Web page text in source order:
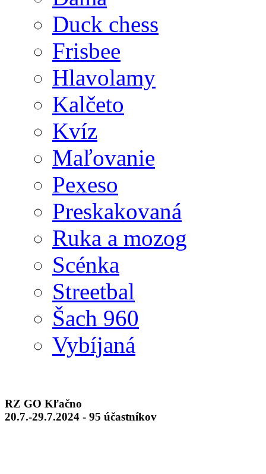
Duck chess
Frisbee
Hlavolamy
Kalčeto
Kvíz
Maľovanie
Pexeso
Preskakovaná
Ruka a mozog
Scénka
Streetbal
Šach 960
Vybíjaná
RZ GO Kľačno
20.7.-29.7.2024 - 95 účastníkov